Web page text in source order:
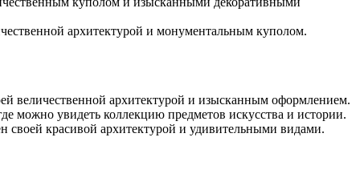
архитектурой и монументальным куполом.
величественной архитектурой и изысканным оформлением.
можно увидеть коллекцию предметов искусства и истории.
красивой архитектурой и удивительными видами.